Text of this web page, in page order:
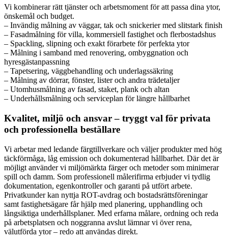
Vi kombinerar rätt tjänster och arbetsmoment för att passa dina ytor,
önskemål och budget.
– Invändig målning av väggar, tak och snickerier med slitstark finish
– Fasadmålning för villa, kommersiell fastighet och flerbostadshus
– Spackling, slipning och exakt förarbete för perfekta ytor
– Målning i samband med renovering, ombyggnation och
hyresgästanpassning
– Tapetsering, väggbehandling och underlagssäkring
– Målning av dörrar, fönster, lister och andra trädetaljer
– Utomhusmålning av fasad, staket, plank och altan
– Underhållsmålning och serviceplan för längre hållbarhet
Kvalitet, miljö och ansvar – tryggt val för privata
och professionella beställare
Vi arbetar med ledande färgtillverkare och väljer produkter med hög
täckförmåga, låg emission och dokumenterad hållbarhet. Där det är
möjligt använder vi miljömärkta färger och metoder som minimerar
spill och damm. Som professionell målerifirma erbjuder vi tydlig
dokumentation, egenkontroller och garanti på utfört arbete.
Privatkunder kan nyttja ROT-avdrag och bostadsrättsföreningar
samt fastighetsägare får hjälp med planering, upphandling och
långsiktiga underhållsplaner. Med erfarna målare, ordning och reda
på arbetsplatsen och noggranna avslut lämnar vi över rena,
välutförda ytor – redo att användas direkt.